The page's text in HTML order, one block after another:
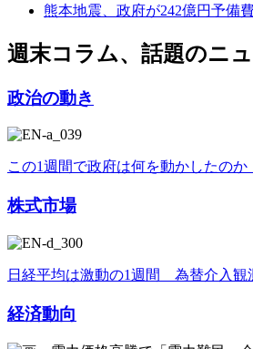
熊本地震、政府が242億円予備
週末コラム、話題のニ
政治の動き
この1週間で政府は何を動かしたの
株式市場
日経平均は激動の1週間 為替介入観
経済動向